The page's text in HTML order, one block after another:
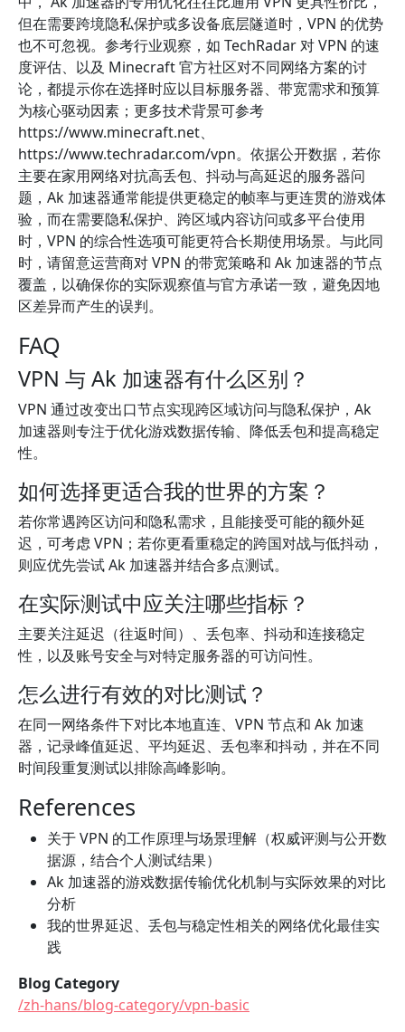
但在需要跨境隐私保护或多设备底层隧道时，VPN 的优势
也不可忽视。参考行业观察，如 TechRadar 对 VPN 的速
度评估、以及 Minecraft 官方社区对不同网络方案的讨
论，都提示你在选择时应以目标服务器、带宽需求和预算
为核心驱动因素；更多技术背景可参考
https://www.minecraft.net、
https://www.techradar.com/vpn。依据公开数据，若你
主要在家用网络对抗高丢包、抖动与高延迟的服务器问
题，Ak 加速器通常能提供更稳定的帧率与更连贯的游戏体
验，而在需要隐私保护、跨区域内容访问或多平台使用
时，VPN 的综合性选项可能更符合长期使用场景。与此同
时，请留意运营商对 VPN 的带宽策略和 Ak 加速器的节点
覆盖，以确保你的实际观察值与官方承诺一致，避免因地
区差异而产生的误判。
FAQ
VPN 与 Ak 加速器有什么区别？
VPN 通过改变出口节点实现跨区域访问与隐私保护，Ak
加速器则专注于优化游戏数据传输、降低丢包和提高稳定
性。
如何选择更适合我的世界的方案？
若你常遇跨区访问和隐私需求，且能接受可能的额外延
迟，可考虑 VPN；若你更看重稳定的跨国对战与低抖动，
则应优先尝试 Ak 加速器并结合多点测试。
在实际测试中应关注哪些指标？
主要关注延迟（往返时间）、丢包率、抖动和连接稳定
性，以及账号安全与对特定服务器的可访问性。
怎么进行有效的对比测试？
在同一网络条件下对比本地直连、VPN 节点和 Ak 加速
器，记录峰值延迟、平均延迟、丢包率和抖动，并在不同
时间段重复测试以排除高峰影响。
References
关于 VPN 的工作原理与场景理解（权威评测与公开数
据源，结合个人测试结果）
Ak 加速器的游戏数据传输优化机制与实际效果的对比
分析
我的世界延迟、丢包与稳定性相关的网络优化最佳实
践
Blog Category
/zh-hans/blog-category/vpn-basic